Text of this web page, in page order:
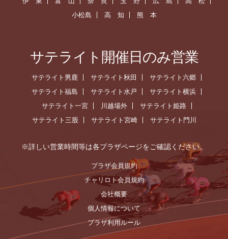
小松島
高 知 熊 本
サテライト開催日のみ営業
サテライト男鹿 サテライト秋田
サテライト六郷
サテライト福島
サテライト水戸
サテライト横浜
サテライト一宮
川越場外
サテライト姫路
サテライト三股
サテライト宮崎 サテライト門川
※詳しい営業時間等は各プラザページをご確認ください。
プラザ会員規約
チャリロト会員規約
会社概要
個人情報について
プラザ利用ルール